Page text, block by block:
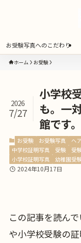
お受験写真へのこだわり
ホーム お受験
小学校
も。一
館です。
2026
7/27
お受験 お受験写真 ヘ
中学校証明写真
受験 受
小学校証明写真
幼稚園受
2024年10月17日
この記事を読ん
や小学校受験の証